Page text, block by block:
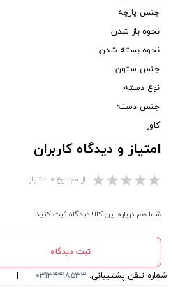
جنس پارچه
نحوه باز شدن
نحوه بسته شدن
جنس ستون
نوع دسته
جنس دسته
کاور
امتیاز و دیدگاه کاربران
از مجموع ۰ امتیاز
شما هم درباره این کالا دیدگاه ثبت کنید
ثبت دیدگاه
شماره تلفن پشتیبانی: ۰۳۱۳۴۴۱۸۵۳۳